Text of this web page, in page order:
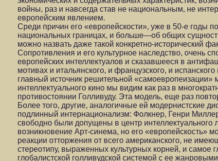
войны, раз и навсегда став не национальным, не
европейским явлением.
Среди причин его «европейскости», уже в 50-е годы
национальных границах, и больше—об общих
можно назвать даже такой конкретно-исторический
Сопротивления и его культурное наследство, очень
европейских интеллектуалов и сказавшееся в
мотивах и итальянского, и французского, и
главный источник решительной «самоевропеизации»
интеллектуального кино мы видим как раз в
противостоянии Голливуду. Эта модель, еще раз
Более того, другие, аналогичные ей модернистские
подлинный интернационализм: Фолкнер, Генри
свободно были допущены в центр интеллектуального
возникновение Арт-синема, но его «европейскость»
реакции отторжения от всего американского, не
стереотипу, выраженных культурных корней, и самое
глобалистской голливудской системой с ее